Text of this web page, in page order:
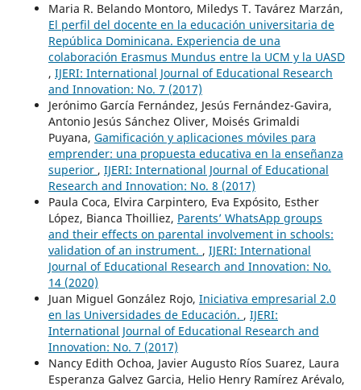
Maria R. Belando Montoro, Miledys T. Tavárez Marzán,
El perfil del docente en la educación universitaria de
República Dominicana. Experiencia de una
colaboración Erasmus Mundus entre la UCM y la UASD
, IJERI: International Journal of Educational Research
and Innovation: No. 7 (2017)
Jerónimo García Fernández, Jesús Fernández-Gavira,
Antonio Jesús Sánchez Oliver, Moisés Grimaldi
Puyana, Gamificación y aplicaciones móviles para
emprender: una propuesta educativa en la enseñanza
superior , IJERI: International Journal of Educational
Research and Innovation: No. 8 (2017)
Paula Coca, Elvira Carpintero, Eva Expósito, Esther
López, Bianca Thoilliez, Parents’ WhatsApp groups
and their effects on parental involvement in schools:
validation of an instrument. , IJERI: International
Journal of Educational Research and Innovation: No.
14 (2020)
Juan Miguel González Rojo, Iniciativa empresarial 2.0
en las Universidades de Educación. , IJERI:
International Journal of Educational Research and
Innovation: No. 7 (2017)
Nancy Edith Ochoa, Javier Augusto Ríos Suarez, Laura
Esperanza Galvez Garcia, Helio Henry Ramírez Arévalo,